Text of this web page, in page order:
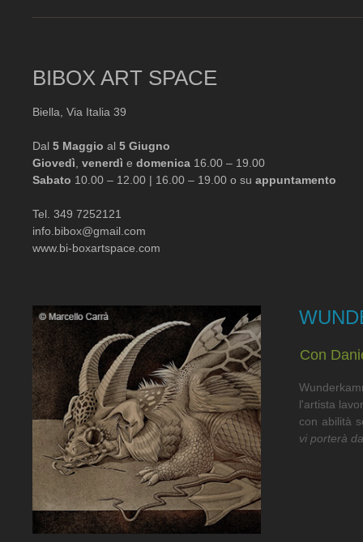
BIBOX ART SPACE
Biella, Via Italia 39
Dal 5 Maggio al 5 Giugno
Giovedì venerdì e domenica 16.00 – 19.00
Sabato 10.00 – 12.00 | 16.00 – 19.00 o su appuntamento
Tel. 349 7252121
info.bibox@gmail.com
www.bi-boxartspace.com
Con
l'artista
con abilità
vi porterà